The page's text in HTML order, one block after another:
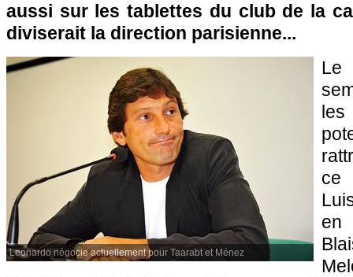
aussi sur les tablettes du club de la
diviserait la direction parisienne...
Leonardo négocie actuellement pour Taarabt et Ménez
Le
ce
en